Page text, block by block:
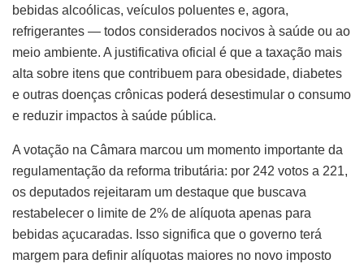
bebidas alcoólicas, veículos poluentes e, agora,
refrigerantes — todos considerados nocivos à saúde ou ao
meio ambiente. A justificativa oficial é que a taxação mais
alta sobre itens que contribuem para obesidade, diabetes
e outras doenças crônicas poderá desestimular o consumo
e reduzir impactos à saúde pública.
A votação na Câmara marcou um momento importante da
regulamentação da reforma tributária: por 242 votos a 221,
os deputados rejeitaram um destaque que buscava
restabelecer o limite de 2% de alíquota apenas para
bebidas açucaradas. Isso significa que o governo terá
margem para definir alíquotas maiores no novo imposto